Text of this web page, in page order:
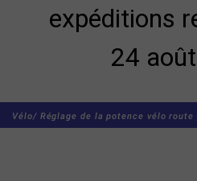
expéditions
24
Vélo/ Réglage de la potence vélo